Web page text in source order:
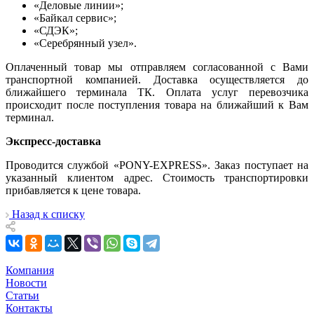
«Деловые линии»;
«Байкал сервис»;
«СДЭК»;
«Серебрянный узел».
Оплаченный товар мы отправляем согласованной с Вами
транспортной компанией. Доставка осуществляется до
ближайшего терминала ТК. Оплата услуг перевозчика
происходит после поступления товара на ближайший к Вам
терминал.
Экспресс-доставка
Проводится службой «PONY-EXPRESS». Заказ поступает на
указанный клиентом адрес. Стоимость транспортировки
прибавляется к цене товара.
Назад к списку
Компания
Новости
Статьи
Контакты